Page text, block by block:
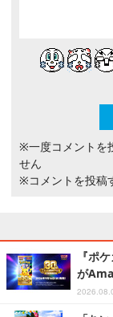
※一度コメントを
せん
※コメントを投稿
『ポ
が